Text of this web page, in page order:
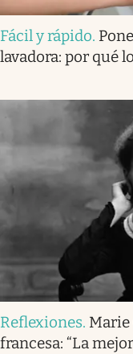
Fácil y rápido.
lavadora: por qué
Reflexiones.
francesa: “La